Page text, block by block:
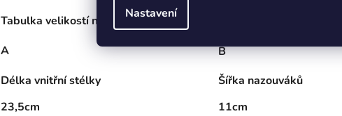
Nastavení
Tabulka velikostí nazouváků (+/- 0,5 Cm)
A
B
Délka vnitřní stélky
Šířka nazouváků
23,5cm
11cm